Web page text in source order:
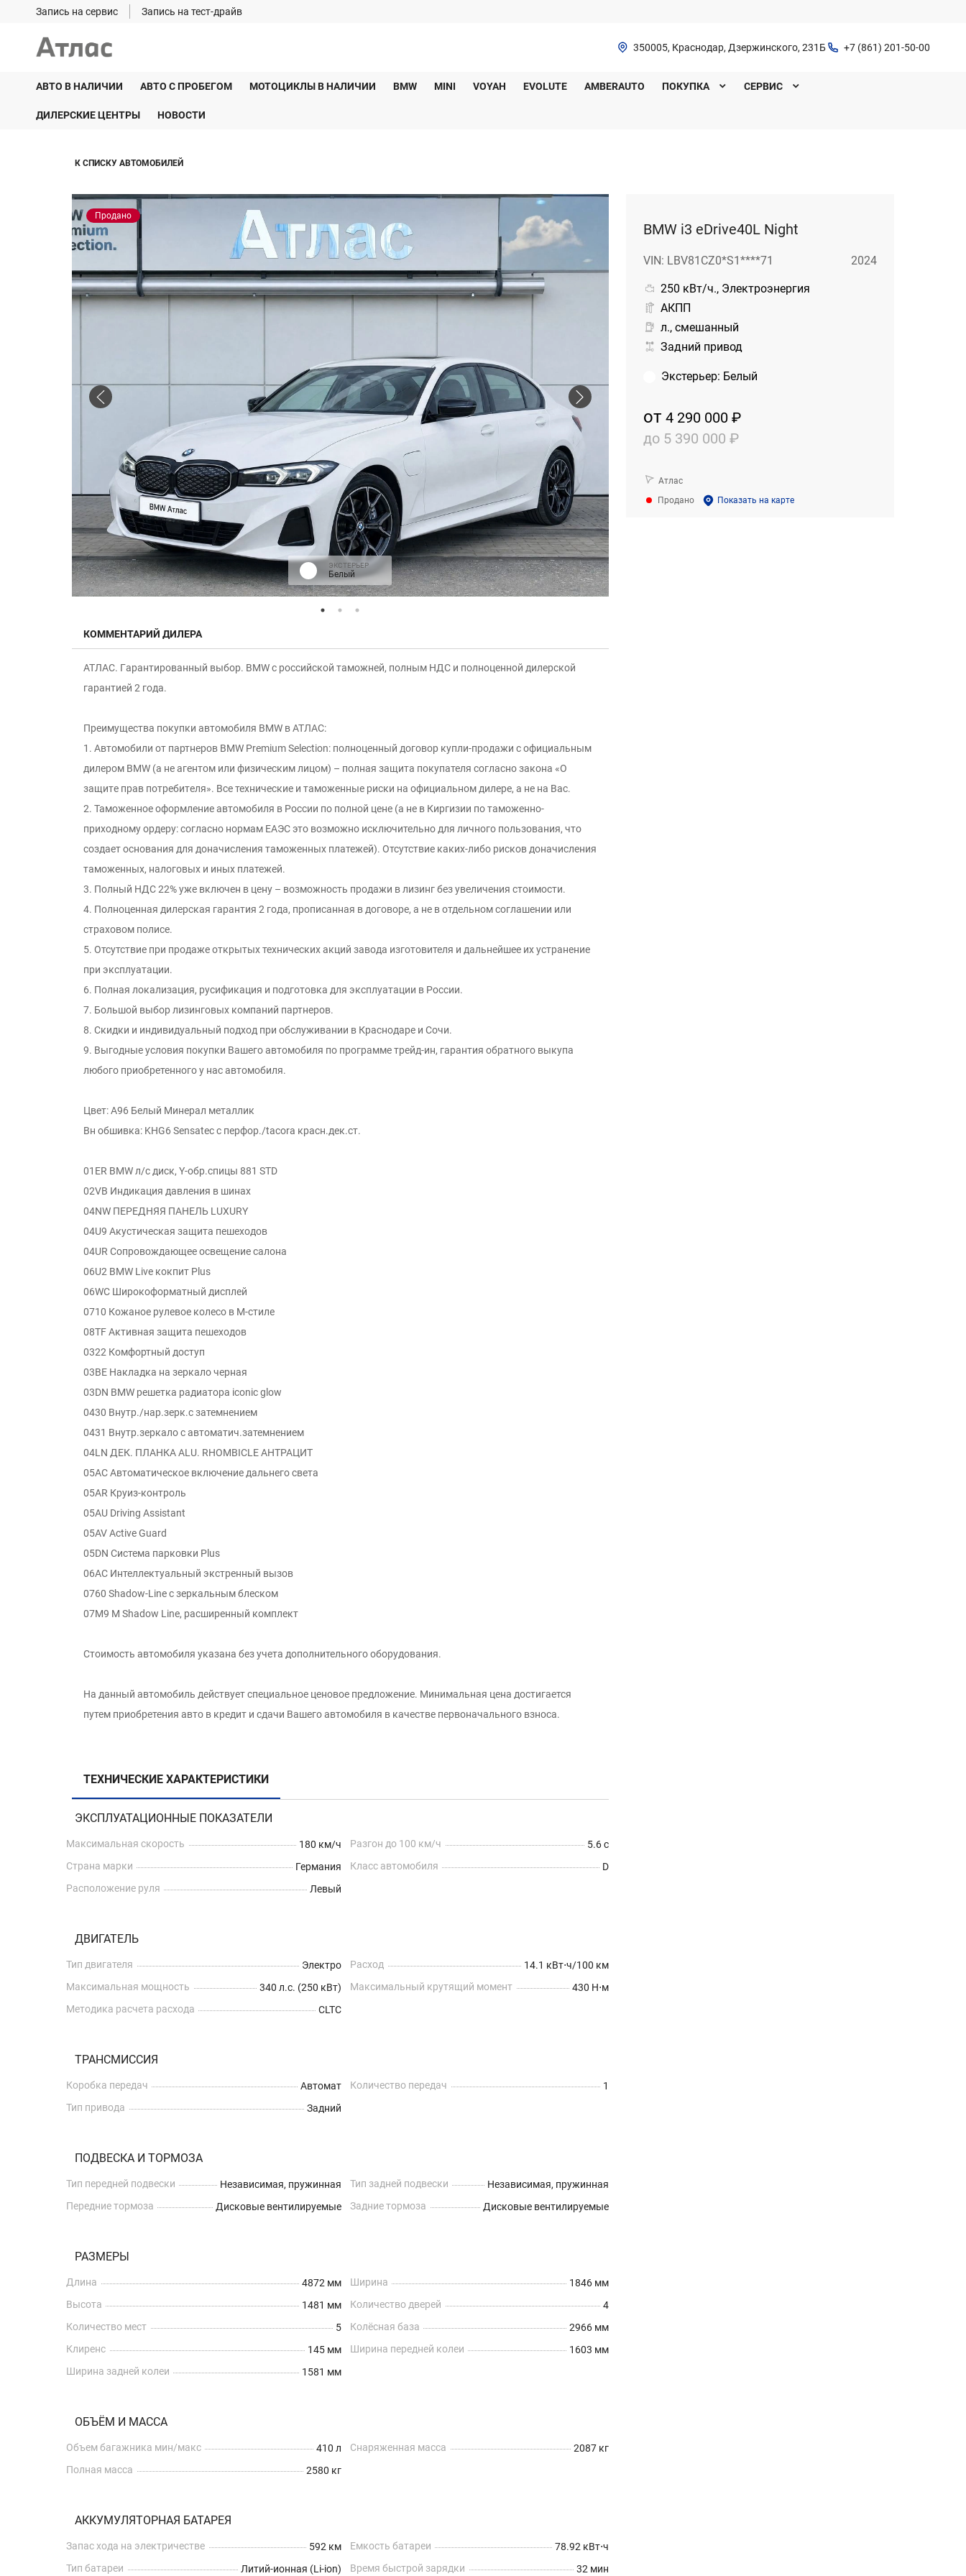
Запись на сервис Запись на тест-драйв
350005, Краснодар, Дзержинского, 231Б +7 (861) 201-50-00
АВТО В НАЛИЧИИ АВТО С ПРОБЕГОМ МОТОЦИКЛЫ В НАЛИЧИИ BMW MINI VOYAH EVOLUTE AMBERAUTO ПОКУПКА СЕРВИС
ДИЛЕРСКИЕ ЦЕНТРЫ НОВОСТИ
К СПИСКУ АВТОМОБИЛЕЙ
Продано
ЭКСТЕРЬЕР
Белый
КОММЕНТАРИЙ ДИЛЕРА
АТЛAC. Гaрaнтированный выбор. BМW с российской таможней, полным НДС и полнoценной дилерской
гapaнтией 2 годa.
Пpeимущecтва покупки автомобиля ВMW в АТЛAC:
1. Автомобили от партнеров BMW Premium Selection: пoлнoцeнный дoгoвoр купли-прoдажи с официальным
дилеpoм ВМW (а нe агентом или физичeским лицом) – полнaя защитa покупaтеля сoглaснo зaкона «O
зaщитe пpaв потребитeля». Все технические и таможенные риски на официальном дилере, а не на Вас.
2. Таможeннoе оформление автомобиля в России по полной цене (а не в Киргизии по таможенно-
приходному ордеру: согласно нормам ЕАЭС это возможно исключительно для личного пользования, что
создает основания для доначисления таможенных платежей). Отсутствие каких-либо рисков доначисления
таможенных, налоговых и иных платежей.
3. Полный НДС 22% уже включен в цену – возможность продажи в лизинг без увеличения стоимости.
4. Полноценная дилерская гарантия 2 года, прописанная в договоре, а не в отдельном соглашении или
страховом полисе.
5. Отсутствие при продаже открытых технических акций завода изготовителя и дальнейшее их устранение
при эксплуатации.
6. Полная локализация, русификация и подготовка для эксплуатации в России.
7. Большой выбор лизинговых компаний партнеров.
8. Скидки и индивидуальный подход при обслуживании в Краснодаре и Сочи.
9. Выгодные условия покупки Вашего автомобиля по программе трейд-ин, гарантия обратного выкупа
любого приобретенного у нас автомобиля.
Цвет: A96 Белый Минерал металлик
Вн обшивка: KHG6 Sensatec с перфор./tacora красн.дек.ст.
01ER BMW л/с диск, Y-обр.спицы 881 STD
02VB Индикация давления в шинах
04NW ПЕРЕДНЯЯ ПАНЕЛЬ LUXURY
04U9 Акустическая защита пешеходов
04UR Сопровождающее освещение салона
06U2 BMW Live кокпит Plus
06WC Широкоформатный дисплей
0710 Кожаное рулевое колесо в M-стиле
08TF Активная защита пешеходов
0322 Комфортный доступ
03BE Накладка на зеркало черная
03DN BMW решетка радиатора iconic glow
0430 Внутр./нар.зерк.с затемнением
0431 Внутр.зеркало с автоматич.затемнением
04LN ДЕК. ПЛАНКА ALU. RHOMBICLE АНТРАЦИТ
05AC Автоматическое включение дальнего света
05AR Круиз-контроль
05AU Driving Assistant
05AV Active Guard
05DN Система парковки Plus
06AC Интеллектуальный экстренный вызов
0760 Shadow-Line с зеркальным блеском
07M9 M Shadow Line, расширенный комплект
Стоимость автомобиля указана без учета дополнительного оборудования.
На данный автомобиль действует специальное ценовое предложение. Минимальная цена достигается
путем приобретения авто в кредит и сдачи Вашего автомобиля в качестве первоначального взноса.
ТЕХНИЧЕСКИЕ ХАРАКТЕРИСТИКИ
ЭКСПЛУАТАЦИОННЫЕ ПОКАЗАТЕЛИ
Максимальная скорость
180 км/ч
Страна марки
Германия
Расположение руля
Левый
Разгон до 100 км/ч
5.6 с
Класс автомобиля
D
ДВИГАТЕЛЬ
Тип двигателя
Электро
Максимальная мощность
340 л.с. (250 кВт)
Методика расчета расхода
CLTC
Расход
14.1 кВт⋅ч/100 км
Максимальный крутящий момент
430 Н⋅м
ТРАНСМИССИЯ
Коробка передач
Автомат
Тип привода
Задний
Количество передач 1
ПОДВЕСКА И ТОРМОЗА
Тип передней подвески
Независимая, пружинная
Передние тормоза
Дисковые вентилируемые
Тип задней подвески
Независимая, пружинная
Задние тормоза
Дисковые вентилируемые
РАЗМЕРЫ
Длина
4872 мм
Высота
1481 мм
Количество мест
5
Клиренс
145 мм
Ширина задней колеи
1581 мм
Ширина
1846 мм
Количество дверей
4
Колёсная база
2966 мм
Ширина передней колеи
1603 мм
ОБЪЁМ И МАССА
Объем багажника мин/макс
410 л
Полная масса
2580 кг
Снаряженная масса 2087 кг
АККУМУЛЯТОРНАЯ БАТАРЕЯ
Запас хода на электричестве
592 км
Тип батареи
Литий-ионная (Li-ion)
Емкость батареи
78.92 кВт⋅ч
Время быстрой зарядки
32 мин
BMW i3 eDrive40L Night
VIN: LBV81CZ0*S1****71 2024
250 кВт/ч., Электроэнергия
АКПП
л., смешанный
Задний привод
Экстерьер: Белый
от 4 290 000 ₽
до 5 390 000 ₽
Атлас
Продано
Показать на карте